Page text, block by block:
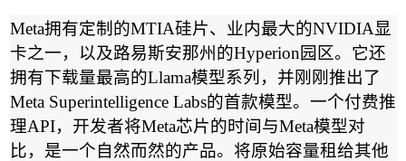
Meta拥有定制的MTIA硅片、业内最大的NVIDIA显
卡之一，以及路易斯安那州的Hyperion园区。它还
拥有下载量最高的Llama模型系列，并刚刚推出了
Meta Superintelligence Labs的首款模型。一个付费推
理API，开发者将Meta芯片的时间与Meta模型对
比，是一个自然而然的产品。将原始容量租给其他